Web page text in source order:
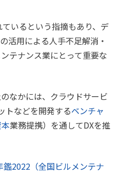
いるという指摘もあり、デ
活用による人手不足解消・
テナンス業にとって重要な
なかには、クラウドサービ
トなどを開発するベンチャ
業務提携）を通してDXを推
鑑2022（全国ビルメンテナ